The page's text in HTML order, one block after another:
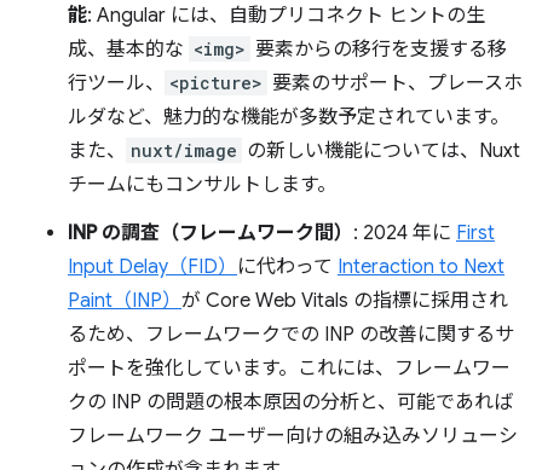
能: Angular には、自動プリコネクト ヒントの生
成、基本的な <img> 要素からの移行を支援する移
行ツール、
<picture> 要素のサポート、プレースホ
ルダなど、魅力的な機能が多数予定されています。
また、
nuxt/image の新しい機能については、Nuxt
チームにもコンサルトします。
INP の調査（フレームワーク間） : 2024 年に First
Input Delay（FID） に代わって Interaction to Next
Paint（INP） が Core Web Vitals の指標に採用され
るため、フレームワークでの INP の改善に関するサ
ポートを強化しています。これには、フレームワー
クの INP の問題の根本原因の分析と、可能であれば
フレームワーク ユーザー向けの組み込みソリューシ